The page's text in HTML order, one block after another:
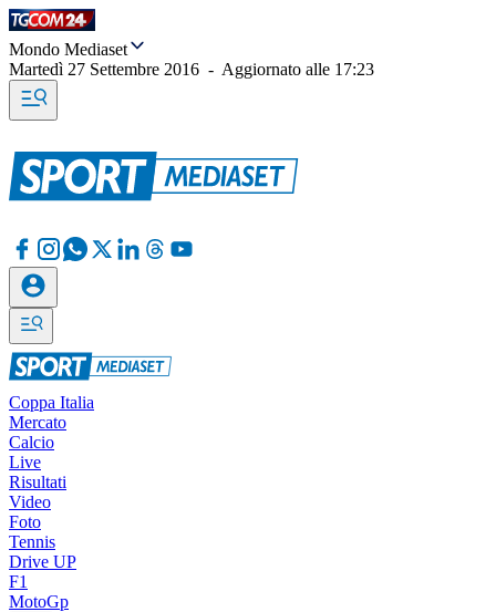
Mondo Mediaset
Martedì 27 Settembre 2016 - Aggiornato alle 17:23
Coppa Italia
Mercato
Calcio
Live
Risultati
Video
Foto
Tennis
Drive UP
F1
MotoGp